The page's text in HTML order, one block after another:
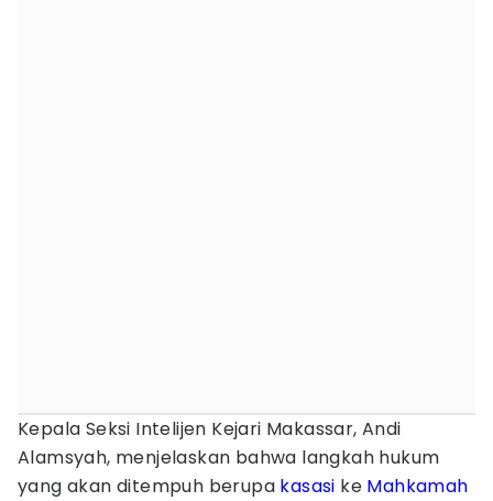
Kepala Seksi Intelijen Kejari Makassar, Andi
Alamsyah, menjelaskan bahwa langkah hukum
yang akan ditempuh berupa kasasi ke Mahkamah